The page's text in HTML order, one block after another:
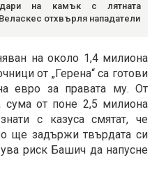
на камък с лятната
отхвърля нападатели
на около 1,4 милиона
от „Герена“ са готови
евро за правата му. От
сума от поне 2,5 милиона
с казуса смятат, че
ще задържи твърдата си
риск Башич да напусне